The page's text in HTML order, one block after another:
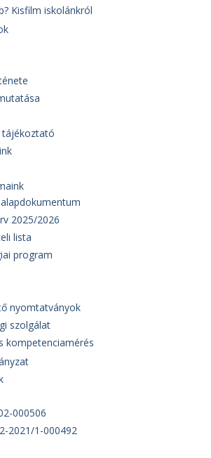
Kisfilm iskolánkról
tájékoztató
2025/2026
lista
program
nyomtatványok
szolgálat
kompetenciamérés
000506
2021/1-000492